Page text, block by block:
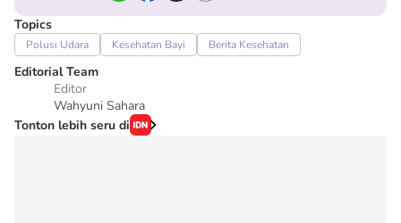
Topics
Polusi Udara Kesehatan Bayi Berita Kesehatan
Editorial Team
Editor
Wahyuni Sahara
Tonton lebih seru di